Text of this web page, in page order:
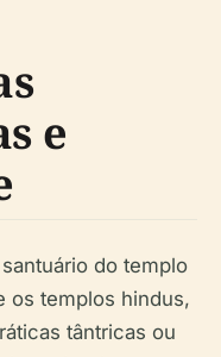
e
do templo
os templos hindus,
tântricas ou